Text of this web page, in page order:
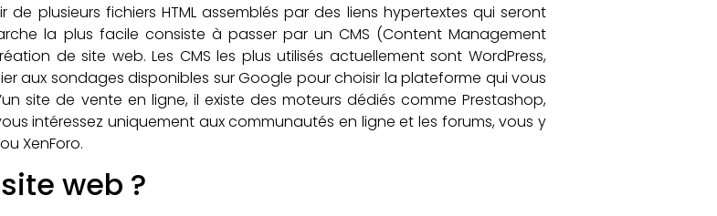
plusieurs fichiers HTML assemblés par des liens hypertextes qui seront
la plus facile consiste à passer par un CMS (Content Management
de site web. Les CMS les plus utilisés actuellement sont WordPress,
aux sondages disponibles sur Google pour choisir la plateforme qui vous
site de vente en ligne, il existe des moteurs dédiés comme Prestashop,
intéressez uniquement aux communautés en ligne et les forums, vous y
XenForo.
web ?